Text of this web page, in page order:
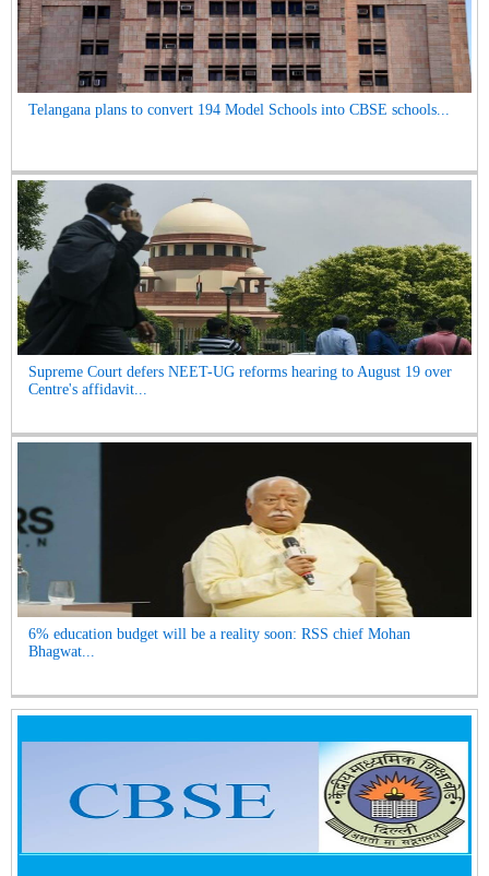
Telangana plans to convert 194 Model Schools into CBSE schools...
Supreme Court defers NEET-UG reforms hearing to August 19 over
Centre's affidavit...
6% education budget will be a reality soon: RSS chief Mohan
Bhagwat...